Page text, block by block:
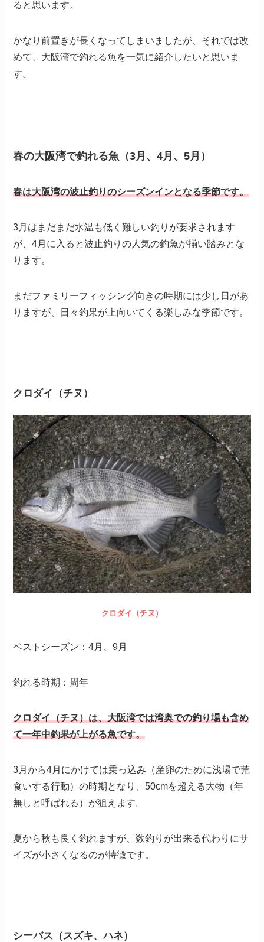
ると思います。
かなり前置きが長くなってしまいましたが、それでは改
めて、大阪湾で釣れる魚を一気に紹介したいと思いま
す。
春の大阪湾で釣れる魚（3月、4月、5月）
春は大阪湾の波止釣りのシーズンインとなる季節です。
3月はまだまだ水温も低く難しい釣りが要求されます
が、4月に入ると波止釣りの人気の釣魚が揃い踏みとな
ります。
まだファミリーフィッシング向きの時期には少し日があ
りますが、日々釣果が上向いてくる楽しみな季節です。
クロダイ（チヌ）
クロダイ（チヌ）
ベストシーズン：4月、9月
釣れる時期：周年
クロダイ（チヌ）は、大阪湾では湾奥での釣り場も含め
て一年中釣果が上がる魚です。
3月から4月にかけては乗っ込み（産卵のために浅場で荒
食いする行動）の時期となり、50cmを超える大物（年
無しと呼ばれる）が狙えます。
夏から秋も良く釣れますが、数釣りが出来る代わりにサ
イズが小さくなるのが特徴です。
シーバス（スズキ、ハネ）